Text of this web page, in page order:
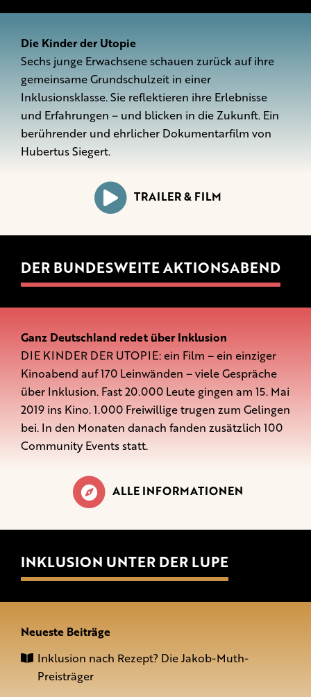
Die Kinder der Utopie
Sechs junge Erwachsene schauen zurück auf ihre
gemeinsame Grundschulzeit in einer
Inklusionsklasse. Sie reflektieren ihre Erlebnisse
und Erfahrungen – und blicken in die Zukunft. Ein
berührender und ehrlicher Dokumentarfilm von
Hubertus Siegert.
TRAILER & FILM
DER BUNDESWEITE AKTIONSABEND
Ganz Deutschland redet über Inklusion
DIE KINDER DER UTOPIE: ein Film – ein einziger
Kinoabend auf 170 Leinwänden – viele Gespräche
über Inklusion. Fast 20.000 Leute gingen am 15. Mai
2019 ins Kino. 1.000 Freiwillige trugen zum Gelingen
bei. In den Monaten danach fanden zusätzlich 100
Community Events statt.
ALLE INFORMATIONEN
INKLUSION UNTER DER LUPE
Neueste Beiträge
Inklusion nach Rezept? Die Jakob-Muth-
Preisträger